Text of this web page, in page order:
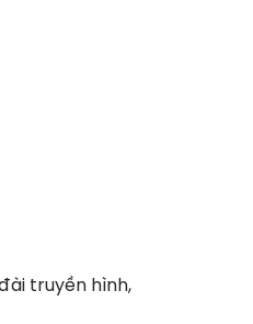
truyền hình,